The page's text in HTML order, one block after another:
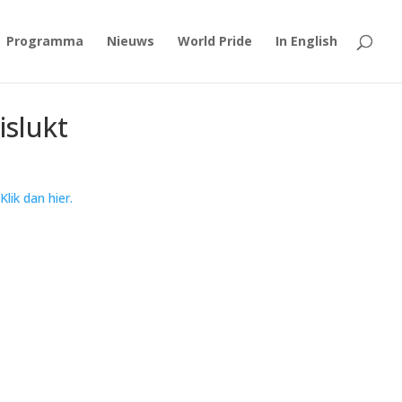
Programma Nieuws World Pride In English
Klik dan hier.